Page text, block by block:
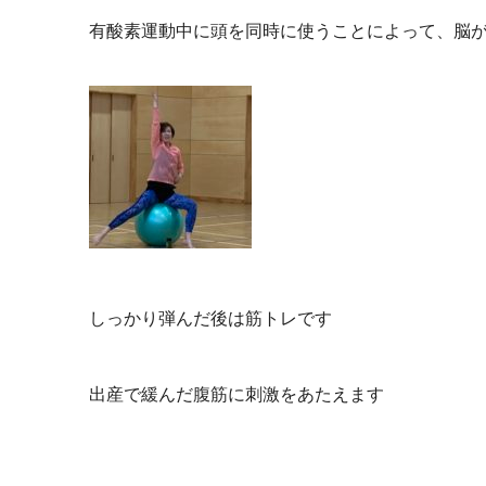
有酸素運動中に頭を同時に使うことによって、脳
しっかり弾んだ後は筋トレです
出産で緩んだ腹筋に刺激をあたえます